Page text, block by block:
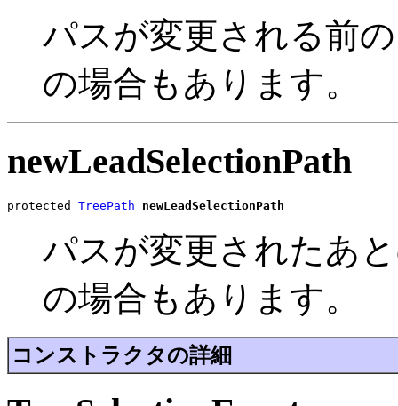
パスが変更される前の
の場合もあります。
newLeadSelectionPath
protected TreePath newLeadSelectionPath
パスが変更されたあと
の場合もあります。
コンストラクタの詳細